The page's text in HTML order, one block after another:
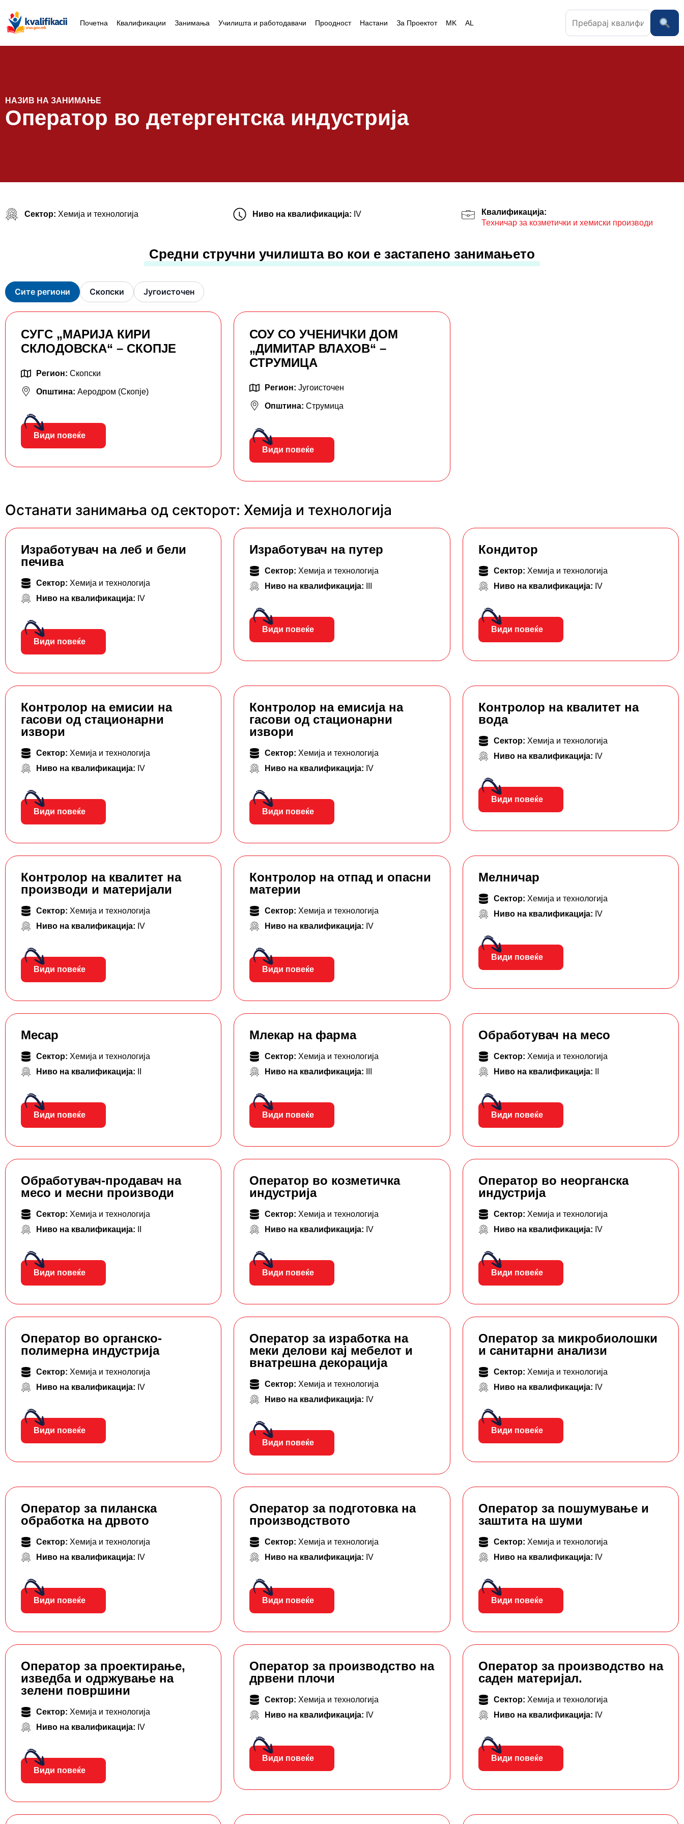
Почетна Квалификации Занимања Училишта и работодавачи Проодност Настани За Проектот MK AL
НАЗИВ НА ЗАНИМАЊЕ
Оператор во детергентска индустрија
Сектор: Хемија и технологија Ниво на квалификација: IV
Квалификација:
Техничар за козметички и хемиски производи
Средни стручни училишта во кои е застапено занимањето
Сите региони Скопски Југоисточен
СУГС „МАРИЈА КИРИ
СКЛОДОВСКА“ – СКОПЈЕ
Регион: Скопски
Општина: Аеродром (Скопје)
Види повеќе
СОУ СО УЧЕНИЧКИ ДОМ
„ДИМИТАР ВЛАХОВ“ –
СТРУМИЦА
Регион:Југоисточен
Општина:Струмица
Види повеќе
Останати занимања од секторот: Хемија и технологија
Изработувач на леб и бели
печива
Сектор: Хемија и технологија
Ниво на квалификација: IV
Види повеќе
Изработувач на путер
Сектор: Хемија и технологија
Ниво на квалификација:
Види повеќе
Кондитор
Сектор: Хемија и технологија
Ниво на квалификација: IV
Види повеќе
Контролор на емисии на
гасови од стационарни
извори
Сектор: Хемија и технологија
Ниво на квалификација: IV
Види повеќе
Контролор на емисија на
гасови од стационарни
извори
Сектор: Хемија и технологија
Ниво на квалификација: IV
Види повеќе
Контролор на квалитет на
вода
Сектор: Хемија и технологија
Ниво на квалификација: IV
Види повеќе
Контролор на квалитет на
производи и материјали
Сектор: Хемија и технологија
Ниво на квалификација: IV
Види повеќе
Контролор на отпад и опасни
материи
Сектор: Хемија и технологија
Ниво на квалификација: IV
Види повеќе
Мелничар
Сектор: Хемија и технологија
Ниво на квалификација: IV
Види повеќе
Месар
Сектор: Хемија и технологија
Ниво на квалификација:
Види повеќе
Млекар на фарма
Сектор: Хемија и технологија
Ниво на квалификација:
Види повеќе
Обработувач на месо
Сектор: Хемија и технологија
Ниво на квалификација:
Види повеќе
Обработувач-продавач на
месо и месни производи
Сектор: Хемија и технологија
Ниво на квалификација:
Види повеќе
Оператор во козметичка
индустрија
Сектор: Хемија и технологија
Ниво на квалификација: IV
Види повеќе
Оператор во неорганска
индустрија
Сектор: Хемија и технологија
Ниво на квалификација: IV
Види повеќе
Оператор во органско-
полимерна индустрија
Сектор: Хемија и технологија
Ниво на квалификација: IV
Види повеќе
Оператор за изработка на
меки делови кај мебелот и
внатрешна декорација
Сектор: Хемија и технологија
Ниво на квалификација: IV
Види повеќе
Оператор за микробиолошки
и санитарни анализи
Сектор: Хемија и технологија
Ниво на квалификација: IV
Види повеќе
Оператор за пиланска
обработка на дрвото
Сектор: Хемија и технологија
Ниво на квалификација: IV
Види повеќе
Оператор за подготовка на
производството
Сектор: Хемија и технологија
Ниво на квалификација: IV
Види повеќе
Оператор за пошумување и
заштита на шуми
Сектор: Хемија и технологија
Ниво на квалификација: IV
Види повеќе
Оператор за проектирање,
изведба и одржување на
зелени површини
Сектор: Хемија и технологија
Ниво на квалификација: IV
Види повеќе
Оператор за производство на
дрвени плочи
Сектор: Хемија и технологија
Ниво на квалификација: IV
Види повеќе
Оператор за производство на
саден материјал.
Сектор: Хемија и технологија
Ниво на квалификација: IV
Види повеќе